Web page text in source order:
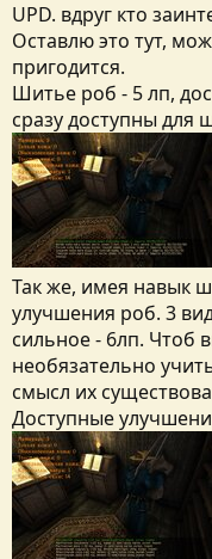
UPD. вдруг кто
Оставлю это тут,
пригодится.
Шитье роб - 5 лп,
сразу доступны
Так же, имея навык
улучшения роб. 3
сильное - 6лп. Чтоб
необязательно
смысл их
Доступные